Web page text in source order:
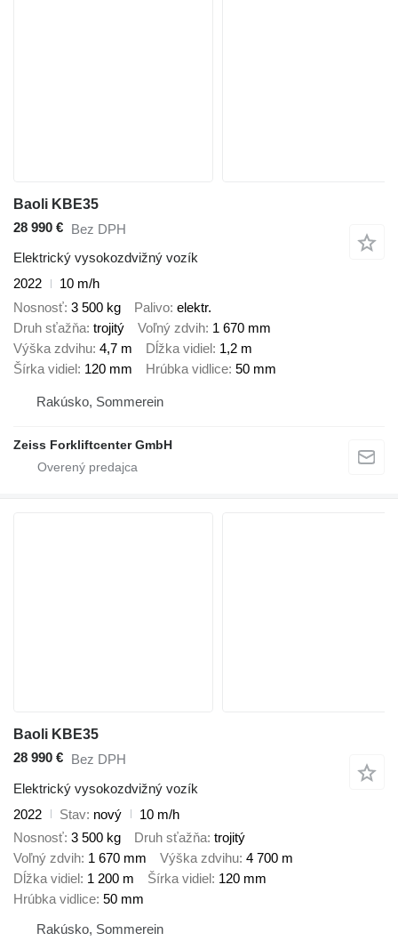
Baoli KBE35
28 990 € Bez DPH
Elektrický vysokozdvižný vozík
2022
10 m/h
Nosnosť 3 500 kg Palivo elektr.
Druh sťažňa trojitý Voľný zdvih 1 670 mm
Výška zdvihu 4,7 m Dĺžka vidiel 1,2 m
Šírka vidiel 120 mm Hrúbka vidlice 50 mm
Rakúsko, Sommerein
Zeiss Forkliftcenter GmbH
Baoli KBE35
28 990 € Bez DPH
Elektrický vysokozdvižný vozík
2022
Stav nový
10 m/h
Nosnosť 3 500 kg Druh sťažňa trojitý
Voľný zdvih 1 670 mm Výška zdvihu 4 700 m
Dĺžka vidiel 1 200 m Šírka vidiel 120 mm
Hrúbka vidlice 50 mm
Rakúsko, Sommerein